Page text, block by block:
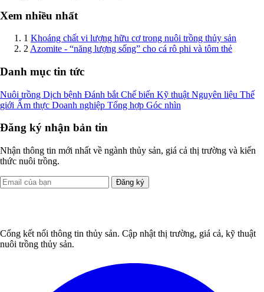
Xem nhiều nhất
1 Khoáng chất vi lượng hữu cơ trong nuôi trồng thủy sản
2 Azomite - “năng lượng sống” cho cá rô phi và tôm thẻ
Danh mục tin tức
Nuôi trồng Dịch bệnh Đánh bắt Chế biến Kỹ thuật Nguyên liệu Thế
giới Ẩm thực Doanh nghiệp Tổng hợp Góc nhìn
Đăng ký nhận bản tin
Nhận thông tin mới nhất về ngành thủy sản, giá cả thị trường và kiến
thức nuôi trồng.
Đăng ký
Cổng kết nối thông tin thủy sản. Cập nhật thị trường, giá cả, kỹ thuật
nuôi trồng thủy sản.